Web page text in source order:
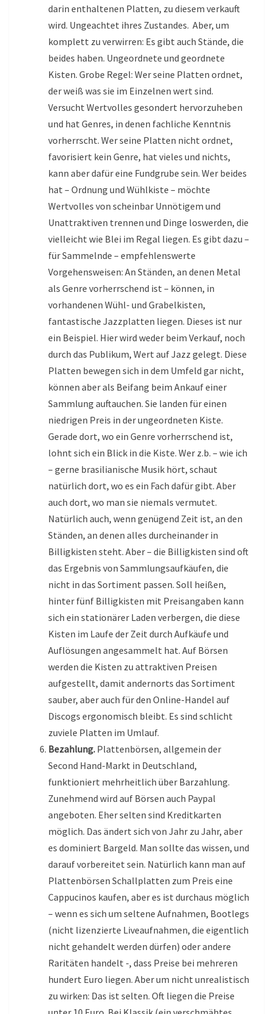
darin enthaltenen Platten, zu diesem verkauft
wird. Ungeachtet ihres Zustandes. Aber, um
komplett zu verwirren: Es gibt auch Stände, die
beides haben. Ungeordnete und geordnete
Kisten. Grobe Regel: Wer seine Platten ordnet,
der weiß was sie im Einzelnen wert sind.
Versucht Wertvolles gesondert hervorzuheben
und hat Genres, in denen fachliche Kenntnis
vorherrscht. Wer seine Platten nicht ordnet,
favorisiert kein Genre, hat vieles und nichts,
kann aber dafür eine Fundgrube sein. Wer beides
hat – Ordnung und Wühlkiste – möchte
Wertvolles von scheinbar Unnötigem und
Unattraktiven trennen und Dinge loswerden, die
vielleicht wie Blei im Regal liegen. Es gibt dazu –
für Sammelnde – empfehlenswerte
Vorgehensweisen: An Ständen, an denen Metal
als Genre vorherrschend ist – können, in
vorhandenen Wühl- und Grabelkisten,
fantastische Jazzplatten liegen. Dieses ist nur
ein Beispiel. Hier wird weder beim Verkauf, noch
durch das Publikum, Wert auf Jazz gelegt. Diese
Platten bewegen sich in dem Umfeld gar nicht,
können aber als Beifang beim Ankauf einer
Sammlung auftauchen. Sie landen für einen
niedrigen Preis in der ungeordneten Kiste.
Gerade dort, wo ein Genre vorherrschend ist,
lohnt sich ein Blick in die Kiste. Wer z.b. – wie ich
– gerne brasilianische Musik hört, schaut
natürlich dort, wo es ein Fach dafür gibt. Aber
auch dort, wo man sie niemals vermutet.
Natürlich auch, wenn genügend Zeit ist, an den
Ständen, an denen alles durcheinander in
Billigkisten steht. Aber – die Billigkisten sind oft
das Ergebnis von Sammlungsaufkäufen, die
nicht in das Sortiment passen. Soll heißen,
hinter fünf Billigkisten mit Preisangaben kann
sich ein stationärer Laden verbergen, die diese
Kisten im Laufe der Zeit durch Aufkäufe und
Auflösungen angesammelt hat. Auf Börsen
werden die Kisten zu attraktiven Preisen
aufgestellt, damit andernorts das Sortiment
sauber, aber auch für den Online-Handel auf
Discogs ergonomisch bleibt. Es sind schlicht
zuviele Platten im Umlauf.
Bezahlung. Plattenbörsen, allgemein der
Second Hand-Markt in Deutschland,
funktioniert mehrheitlich über Barzahlung.
Zunehmend wird auf Börsen auch Paypal
angeboten. Eher selten sind Kreditkarten
möglich. Das ändert sich von Jahr zu Jahr, aber
es dominiert Bargeld. Man sollte das wissen, und
darauf vorbereitet sein. Natürlich kann man auf
Plattenbörsen Schallplatten zum Preis eine
Cappucinos kaufen, aber es ist durchaus möglich
– wenn es sich um seltene Aufnahmen, Bootlegs
(nicht lizenzierte Liveaufnahmen, die eigentlich
nicht gehandelt werden dürfen) oder andere
Raritäten handelt -, dass Preise bei mehreren
hundert Euro liegen. Aber um nicht unrealistisch
zu wirken: Das ist selten. Oft liegen die Preise